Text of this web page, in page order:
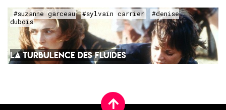
#suzanne garceau #sylvain carrier
#denise
dubois
LA TURBULENCE DES FLUIDES